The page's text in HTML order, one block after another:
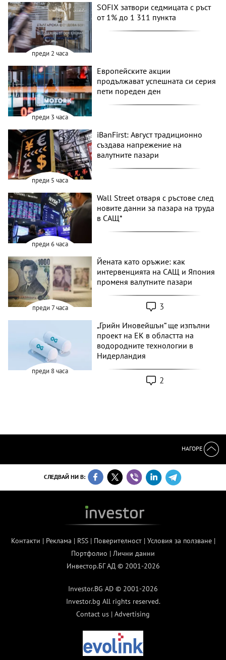
преди 2 часа
SOFIX затвори седмицата с ръст
от 1% до 1 311 пункта
преди 3 часа
Европейските акции
продължават успешната си серия
пети пореден ден
преди 5 часа
iBanFirst: Август традиционно
създава напрежение на
валутните пазари
преди 6 часа
Wall Street отваря с ръстове след
новите данни за пазара на труда
в САЩ*
преди 7 часа
Йената като оръжие: как
интервенцията на САЩ и Япония
променя валутните пазари
3
преди 8 часа
„Грийн Иновейшън“ ще изпълни
проект на ЕК в областта на
водородните технологии в
Нидерландия
2
НАГОРЕ
СЛЕДВАЙ НИ В:
Контакти | Реклама | RSS| Поверителност| Условия за ползване|
Портфолио | Лични данни
Инвестор.БГ АД © 2001-2026
Investor.BG AD © 2001-2026
Investor.bg All rights reserved.
Contact us | Advertising